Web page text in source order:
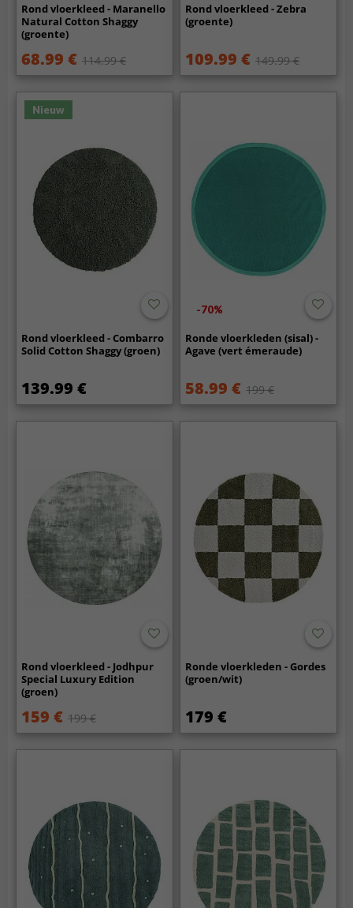
Rond vloerkleed - Maranello
Natural Cotton Shaggy
(groente)
68.99 € 114.99 €
Rond vloerkleed - Zebra
(groente)
109.99 € 149.99 €
Nieuw
Rond vloerkleed - Combarro
Solid Cotton Shaggy (groen)
139.99 €
-70%
Ronde vloerkleden (sisal) -
Agave (vert émeraude)
58.99 € 199 €
Rond vloerkleed - Jodhpur
Special Luxury Edition
(groen)
159 € 199 €
Ronde vloerkleden - Gordes
(groen/wit)
179 €